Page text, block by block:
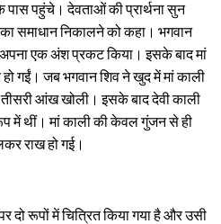
पास पहुंचे। देवताओं की प्रार्थना सुन
समाधान निकालने को कहा। भगवान
अपना एक अंश प्रकट किया। इसके बाद मां
हो गईं। जब भगवान शिव ने खुद में मां काली
आंख खोली। इसके बाद देवी काली
में थीं। मां काली की केवल गुंजन से ही
राख हो गई।
दो रूपों में चित्रित किया गया है और उसी